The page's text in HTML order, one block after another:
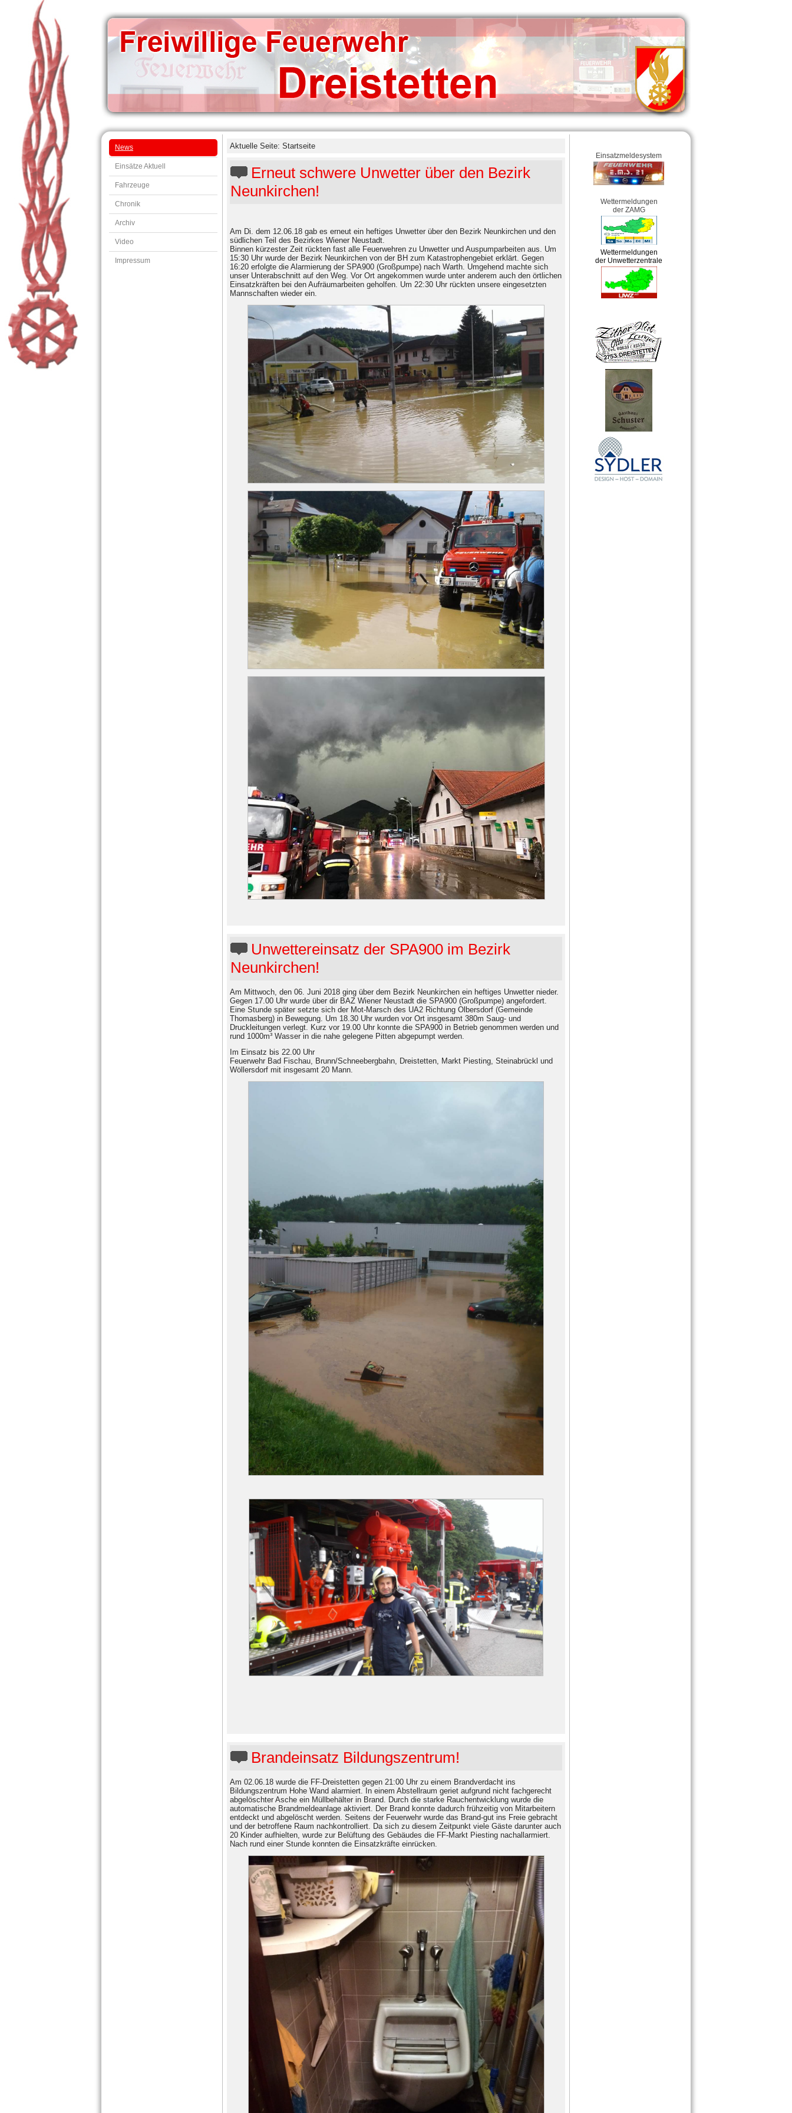
News
Einsätze Aktuell
Fahrzeuge
Chronik
Archiv
Video
Impressum
Aktuelle Seite: Startseite
Erneut schwere Unwetter über den Bezirk
Neunkirchen!
Am Di. dem 12.06.18 gab es erneut ein heftiges Unwetter über den Bezirk Neunkirchen und den
südlichen Teil des Bezirkes Wiener Neustadt.
Binnen kürzester Zeit rückten fast alle Feuerwehren zu Unwetter und Auspumparbeiten aus. Um
15:30 Uhr wurde der Bezirk Neunkirchen von der BH zum Katastrophengebiet erklärt. Gegen
16:20 erfolgte die Alarmierung der SPA900 (Großpumpe) nach Warth. Umgehend machte sich
unser Unterabschnitt auf den Weg. Vor Ort angekommen wurde unter anderem auch den örtlichen
Einsatzkräften bei den Aufräumarbeiten geholfen. Um 22:30 Uhr rückten unsere eingesetzten
Mannschaften wieder ein.
Unwettereinsatz der SPA900 im Bezirk
Neunkirchen!
Am Mittwoch, den 06. Juni 2018 ging über dem Bezirk Neunkirchen ein heftiges Unwetter nieder.
Gegen 17.00 Uhr wurde über dir BAZ Wiener Neustadt die SPA900 (Großpumpe) angefordert.
Eine Stunde später setzte sich der Mot-Marsch des UA2 Richtung Olbersdorf (Gemeinde
Thomasberg) in Bewegung. Um 18.30 Uhr wurden vor Ort insgesamt 380m Saug- und
Druckleitungen verlegt. Kurz vor 19.00 Uhr konnte die SPA900 in Betrieb genommen werden und
rund 1000m³ Wasser in die nahe gelegene Pitten abgepumpt werden.
Im Einsatz bis 22.00 Uhr
Feuerwehr Bad Fischau, Brunn/Schneebergbahn, Dreistetten, Markt Piesting, Steinabrückl und
Wöllersdorf mit insgesamt 20 Mann.
Brandeinsatz Bildungszentrum!
Am 02.06.18 wurde die FF-Dreistetten gegen 21:00 Uhr zu einem Brandverdacht ins
Bildungszentrum Hohe Wand alarmiert. In einem Abstellraum geriet aufgrund nicht fachgerecht
abgelöschter Asche ein Müllbehälter in Brand. Durch die starke Rauchentwicklung wurde die
automatische Brandmeldeanlage aktiviert. Der Brand konnte dadurch frühzeitig von Mitarbeitern
entdeckt und abgelöscht werden. Seitens der Feuerwehr wurde das Brand-gut ins Freie gebracht
und der betroffene Raum nachkontrolliert. Da sich zu diesem Zeitpunkt viele Gäste darunter auch
20 Kinder aufhielten, wurde zur Belüftung des Gebäudes die FF-Markt Piesting nachallarmiert.
Nach rund einer Stunde konnten die Einsatzkräfte einrücken.
Einsatzmeldesystem
Wettermeldungen
der ZAMG
Wettermeldungen
der Unwetterzentrale